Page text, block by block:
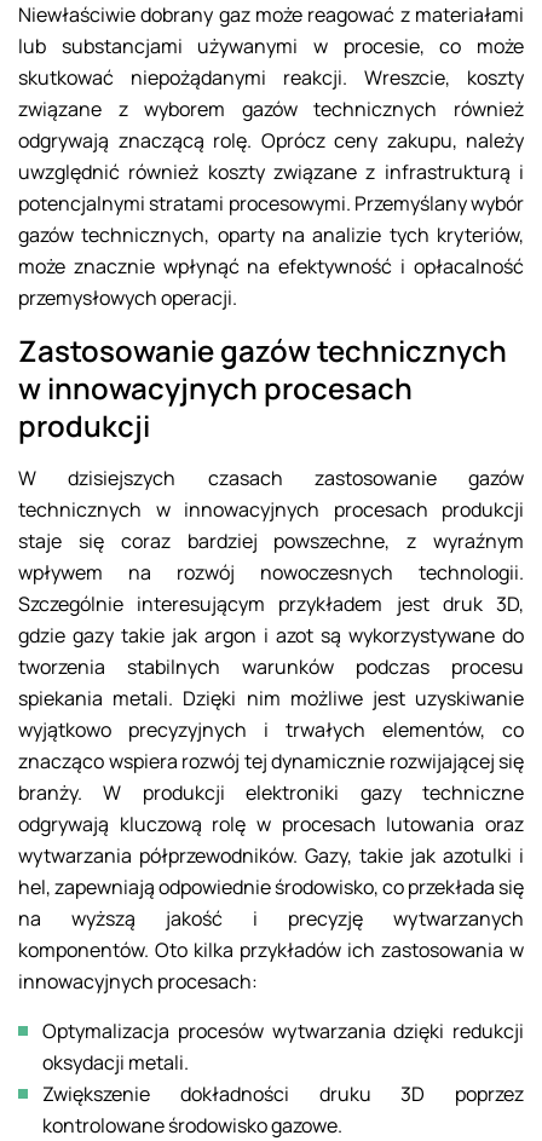
Niewłaściwie dobrany gaz może reagować z materiałami
lub substancjami używanymi w procesie, co może
skutkować niepożądanymi reakcji. Wreszcie, koszty
związane z wyborem gazów technicznych również
odgrywają znaczącą rolę. Oprócz ceny zakupu, należy
uwzględnić również koszty związane z infrastrukturą i
potencjalnymi stratami procesowymi. Przemyślany wybór
gazów technicznych, oparty na analizie tych kryteriów,
może znacznie wpłynąć na efektywność i opłacalność
przemysłowych operacji.
Zastosowanie gazów technicznych
w innowacyjnych procesach
produkcji
W dzisiejszych czasach zastosowanie gazów
technicznych w innowacyjnych procesach produkcji
staje się coraz bardziej powszechne, z wyraźnym
wpływem na rozwój nowoczesnych technologii.
Szczególnie interesującym przykładem jest druk 3D,
gdzie gazy takie jak argon i azot są wykorzystywane do
tworzenia stabilnych warunków podczas procesu
spiekania metali. Dzięki nim możliwe jest uzyskiwanie
wyjątkowo precyzyjnych i trwałych elementów, co
znacząco wspiera rozwój tej dynamicznie rozwijającej się
branży. W produkcji elektroniki gazy techniczne
odgrywają kluczową rolę w procesach lutowania oraz
wytwarzania półprzewodników. Gazy, takie jak azotulki i
hel, zapewniają odpowiednie środowisko, co przekłada się
na wyższą jakość i precyzję wytwarzanych
komponentów. Oto kilka przykładów ich zastosowania w
innowacyjnych procesach:
Optymalizacja procesów wytwarzania dzięki redukcji
oksydacji metali.
Zwiększenie dokładności druku 3D poprzez
kontrolowane środowisko gazowe.